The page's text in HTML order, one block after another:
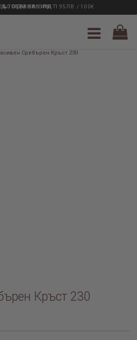
ГОДИНИ ОПИТНАД 195ЛВ./100€
0889 888 484
Сребърен Кръст 230
Кръст 230